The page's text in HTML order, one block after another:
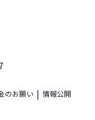
のお願い
情報公開